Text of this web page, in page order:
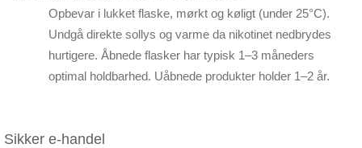
Opbevar i lukket flaske, mørkt og køligt (under 25°C).
Undgå direkte sollys og varme da nikotinet nedbrydes
hurtigere. Åbnede flasker har typisk 1–3 måneders
optimal holdbarhed. Uåbnede produkter holder 1–2 år.
Sikker e-handel